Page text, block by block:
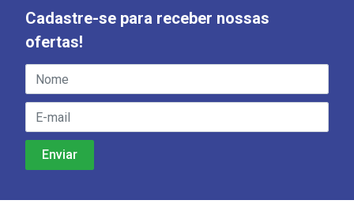
Cadastre-se para receber nossas
ofertas!